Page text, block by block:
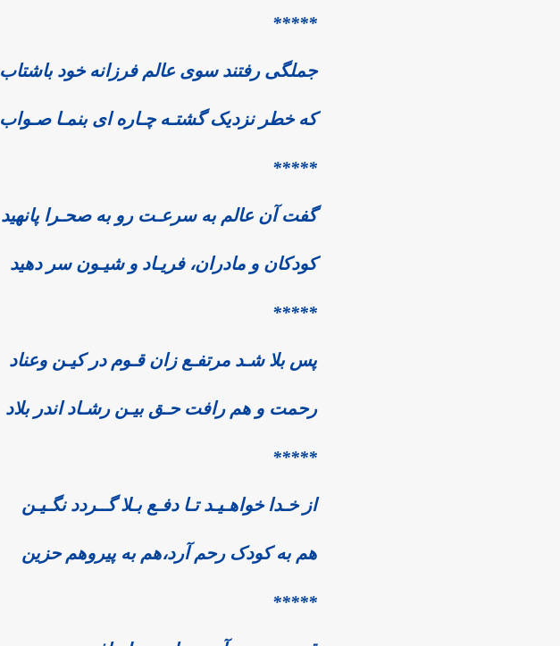
*****
جملگی رفتند سوی عالم فرزانه خود باشتاب
که خطر نزدیک گشتـه چـاره ای بنمـا صـواب
*****
گفت آن عالم به سرعـت رو به صحـرا پانهید
کودکان و مادران، فریـاد و شیـون سر دهید
*****
پس بلا شـد مرتفـع زان قـوم در کیـن وعناد
رحمت و هم رافت حـق بیـن رشـاد اندر بلاد
*****
از خـدا خواهـیـد تـا دفـع بـلا گــردد نگـیـن
هم به کودک رحم آرد،هم به پیروهم حزین
*****